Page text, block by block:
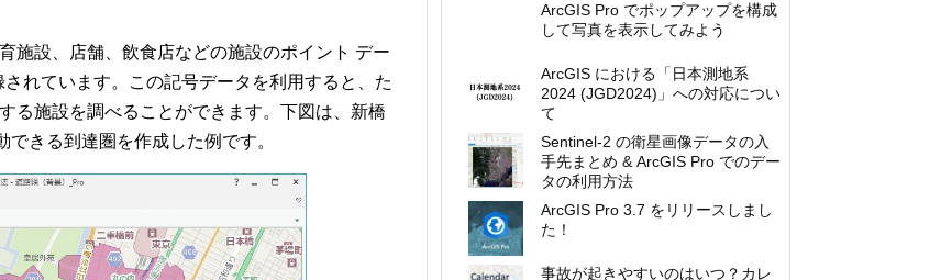
施設、店舗、飲食店などの施設のポイント デー
れています。この記号データを利用すると、た
る施設を調べることができます。下図は、新橋
きる到達圏を作成した例です。
ArcGIS Pro でポップアップを構成
して写真を表示してみよう
ArcGIS における「日本測地系
2024 (JGD2024)」への対応につい
て
Sentinel-2 の衛星画像データの入
手先まとめ & ArcGIS Pro でのデー
タの利用方法
ArcGIS Pro 3.7 をリリースしまし
た！
事故が起きやすいのはいつ？カレ